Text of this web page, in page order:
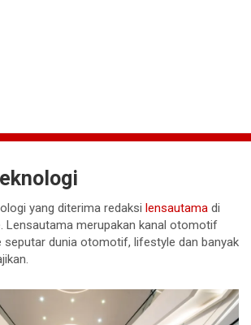
yang diterima redaksi lensautama di
Lensautama merupakan kanal otomotif
seputar dunia otomotif, lifestyle dan banyak